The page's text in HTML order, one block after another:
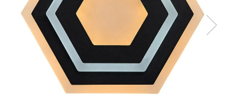
Lampi de perete
Corpuri de iluminat tehnice